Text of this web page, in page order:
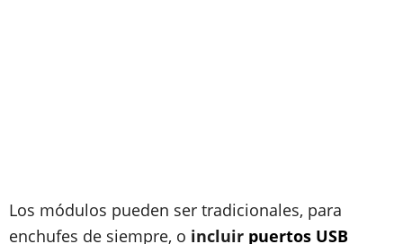
Los módulos pueden ser tradicionales, para
enchufes de siempre, o incluir puertos USB